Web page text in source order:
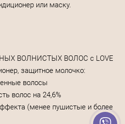
или маску.
ВОЛНИСТЫХ ВОЛОС с LOVE
защитное молочко:
волосы
волос на 24,6%
(менее пушистые и более